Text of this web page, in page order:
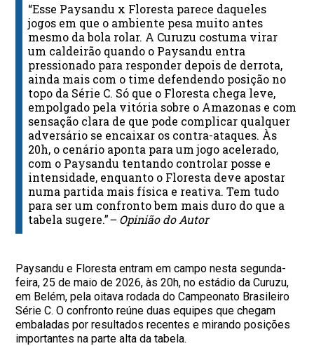
“Esse Paysandu x Floresta parece daqueles
jogos em que o ambiente pesa muito antes
mesmo da bola rolar. A Curuzu costuma virar
um caldeirão quando o Paysandu entra
pressionado para responder depois de derrota,
ainda mais com o time defendendo posição no
topo da Série C. Só que o Floresta chega leve,
empolgado pela vitória sobre o Amazonas e com
sensação clara de que pode complicar qualquer
adversário se encaixar os contra-ataques. Às
20h, o cenário aponta para um jogo acelerado,
com o Paysandu tentando controlar posse e
intensidade, enquanto o Floresta deve apostar
numa partida mais física e reativa. Tem tudo
para ser um confronto bem mais duro do que a
tabela sugere.”– Opinião do Autor
Paysandu e Floresta entram em campo nesta segunda-
feira, 25 de maio de 2026, às 20h, no estádio da Curuzu,
em Belém, pela oitava rodada do Campeonato Brasileiro
Série C. O confronto reúne duas equipes que chegam
embaladas por resultados recentes e mirando posições
importantes na parte alta da tabela.